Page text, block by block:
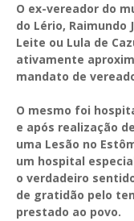
O ex-vereador do
do Lério, Raimundo
Leite ou Lula de
ativamente
mandato de
O mesmo foi
e após realização
uma Lesão no
um hospital
o verdadeiro
de gratidão pelo
prestado ao povo.